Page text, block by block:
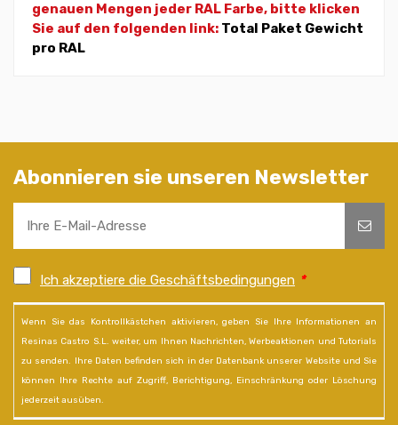
genauen Mengen jeder RAL Farbe, bitte klicken
Sie auf den folgenden link: Total Paket Gewicht
pro RAL
Abonnieren sie unseren Newsletter
Ich akzeptiere die Geschäftsbedingungen *
Wenn Sie das Kontrollkästchen aktivieren, geben Sie Ihre Informationen an
Resinas Castro S.L. weiter, um Ihnen Nachrichten, Werbeaktionen und Tutorials
zu senden. Ihre Daten befinden sich in der Datenbank unserer Website und Sie
können Ihre Rechte auf Zugriff, Berichtigung, Einschränkung oder Löschung
jederzeit ausüben.